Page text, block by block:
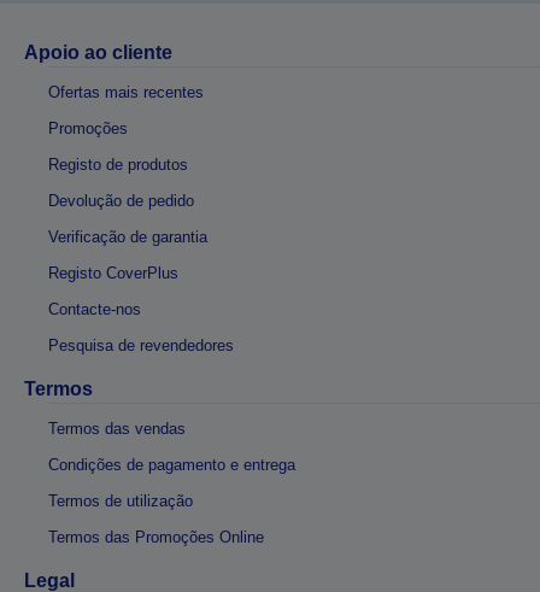
Apoio ao cliente
Ofertas mais recentes
Promoções
Registo de produtos
Devolução de pedido
Verificação de garantia
Registo CoverPlus
Contacte-nos
Pesquisa de revendedores
Termos
Termos das vendas
Condições de pagamento e entrega
Termos de utilização
Termos das Promoções Online
Legal